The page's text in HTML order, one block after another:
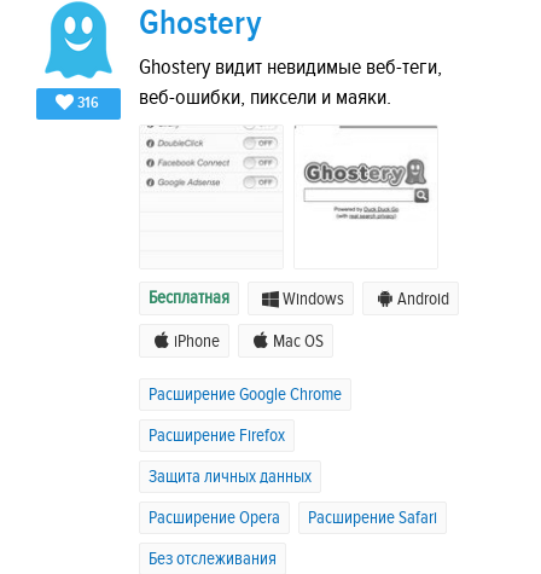
316
Ghostery
Ghostery видит невидимые веб-теги,
веб-ошибки, пиксели и маяки.
Бесплатная Windows Android
iPhone Mac OS
Расширение Google Chrome
Расширение Firefox
Защита личных данных
Расширение Opera
Расширение Safari
Без отслеживания